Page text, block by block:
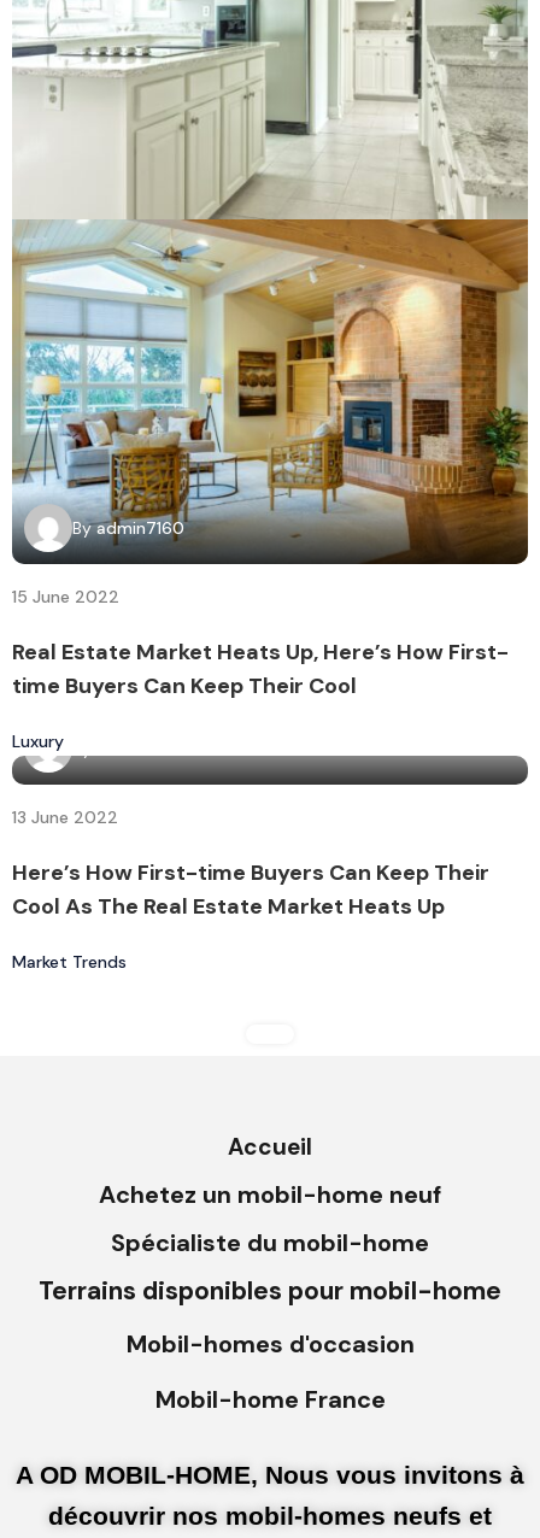
Byadmin7160
15 June 2022
Real Estate Market Heats Up, Here’s How First-
time Buyers Can Keep Their Cool
Luxury
13 June 2022
Here’s How First-time Buyers Can Keep Their
Cool As The Real Estate Market Heats Up
Market Trends
Accueil
Achetez un mobil-home neuf
Spécialiste du mobil-home
Terrains disponibles pour mobil-home
Mobil-homes d'occasion
Mobil-home France
A OD MOBIL-HOME, Nous vous invitons à
découvrir nos mobil-homes neufs et